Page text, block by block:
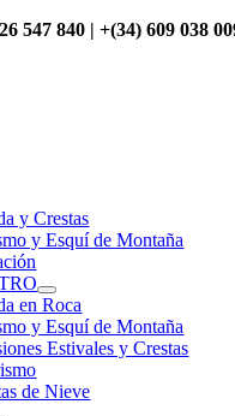
547 840 | +(34) 609 038
y Crestas
y Esquí de Montaña
en Roca
y Esquí de Montaña
Estivales y Crestas
de Nieve